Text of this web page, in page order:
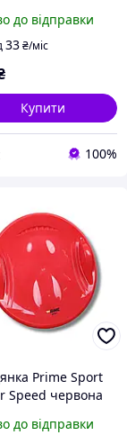
синя /Svart/
products-for-
до відправки
33 ₴/міс
Купити
100%
Prime Sport
Speed червона
до відправки